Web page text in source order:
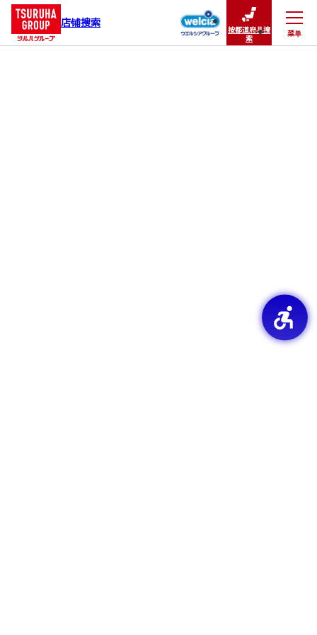
店铺搜索
按都道府县搜
索
菜单
关闭